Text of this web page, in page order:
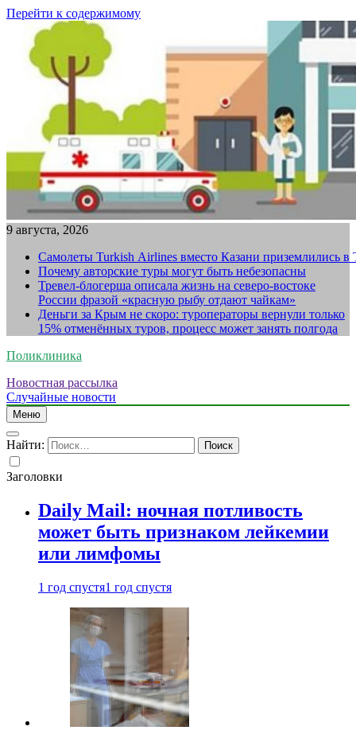
Перейти к содержимому
9 августа, 2026
Самолеты Turkish Airlines вместо Казани приземлились в
Почему авторские туры могут быть небезопасны
Тревел-блогерша описала жизнь на северо-востоке
России фразой «красную рыбу отдают чайкам»
Деньги за Крым не скоро: туроператоры вернули только
15% отменённых туров, процесс может занять полгода
Поликлиника
Новостная рассылка
Случайные новости
Меню
Найти:
Заголовки
Daily Mail: ночная потливость
может быть признаком лейкемии
или лимфомы
1 год спустя1 год спустя